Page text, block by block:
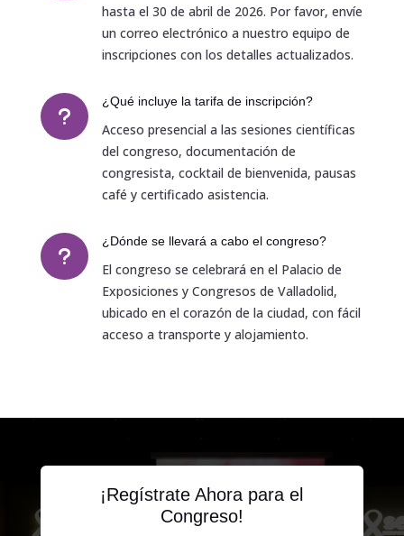
hasta el 30 de abril de 2026. Por favor, envíe
un correo electrónico a nuestro equipo de
inscripciones con los detalles actualizados.
u
¿Qué incluye la tarifa de inscripción?
Acceso presencial a las sesiones científicas
del congreso, documentación de
congresista, cocktail de bienvenida, pausas
café y certificado asistencia.
u
¿Dónde se llevará a cabo el congreso?
El congreso se celebrará en el Palacio de
Exposiciones y Congresos de Valladolid,
ubicado en el corazón de la ciudad, con fácil
acceso a transporte y alojamiento.
¡Regístrate Ahora para el
Congreso!